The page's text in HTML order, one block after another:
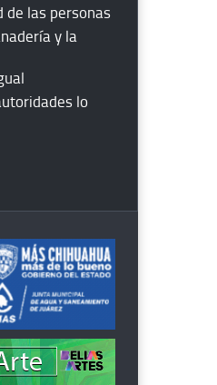
de las personas
y la
lo